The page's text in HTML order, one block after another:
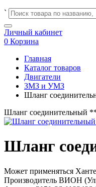
`
Личный кабинет
0 Корзина
Главная
Каталог товаров
Двигатели
ЗМЗ и УМЗ
Шланг
Шланг соединительный
Шланг
Может применяться
Производитель ВИОН